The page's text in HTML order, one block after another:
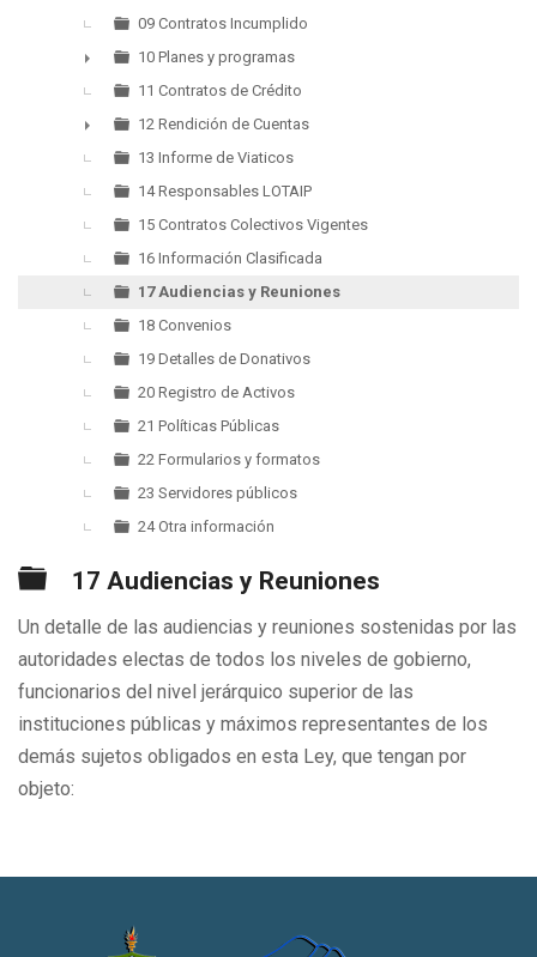
09 Contratos Incumplido
►
10 Planes y programas
11 Contratos de Crédito
►
12 Rendición de Cuentas
13 Informe de Viaticos
14 Responsables LOTAIP
15 Contratos Colectivos Vigentes
16 Información Clasificada
17 Audiencias y Reuniones
18 Convenios
19 Detalles de Donativos
20 Registro de Activos
21 Políticas Públicas
22 Formularios y formatos
23 Servidores públicos
24 Otra información
Carpeta
17 Audiencias y Reuniones
Un detalle de las audiencias y reuniones sostenidas por las
autoridades electas de todos los niveles de gobierno,
funcionarios del nivel jerárquico superior de las
instituciones públicas y máximos representantes de los
demás sujetos obligados en esta Ley, que tengan por
objeto: